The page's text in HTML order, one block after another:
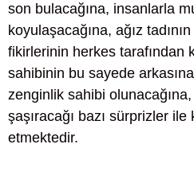
son bulacağına, insanlarla
koyulaşacağına, ağız
fikirlerinin herkes tarafından
sahibinin bu sayede
zenginlik sahibi
şaşıracağı bazı sürprizler
etmektedir.